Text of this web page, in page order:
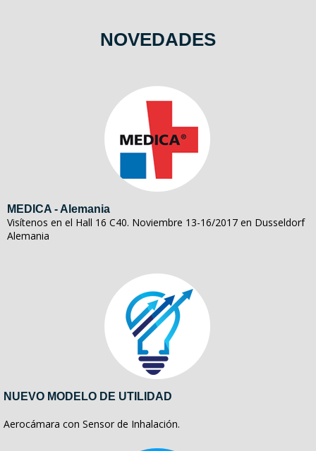
NOVEDADES
MEDICA - Alemania
Visítenos en el Hall 16 C40. Noviembre 13-16/2017 en Dusseldorf
Alemania
NUEVO MODELO DE UTILIDAD
Aerocámara con Sensor de Inhalación.